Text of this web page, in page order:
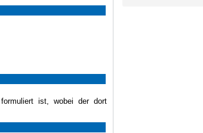
formuliert ist, wobei der dort